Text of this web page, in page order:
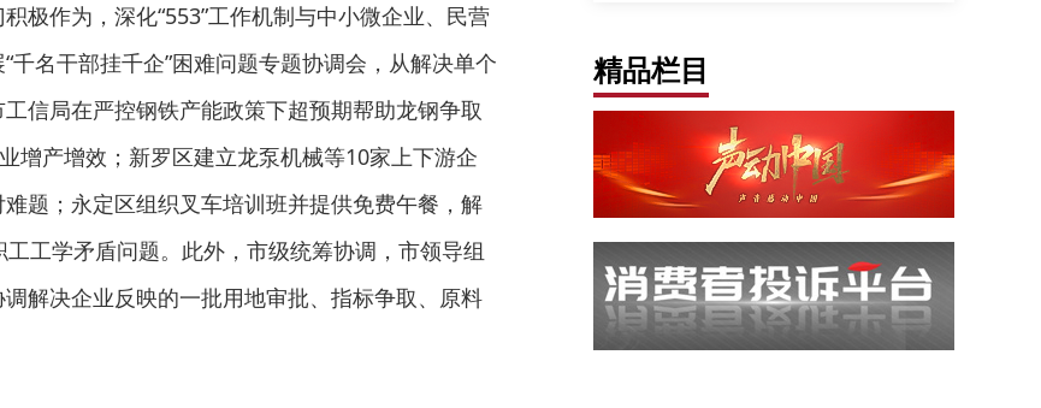
极作为，深化“553”工作机制与中小微企业、民营
千名干部挂千企”困难问题专题协调会，从解决单个
信局在严控钢铁产能政策下超预期帮助龙钢争取
增产增效；新罗区建立龙泵机械等10家上下游企
题；永定区组织叉车培训班并提供免费午餐，解
工学矛盾问题。此外，市级统筹协调，市领导组
解决企业反映的一批用地审批、指标争取、原料
精品栏目